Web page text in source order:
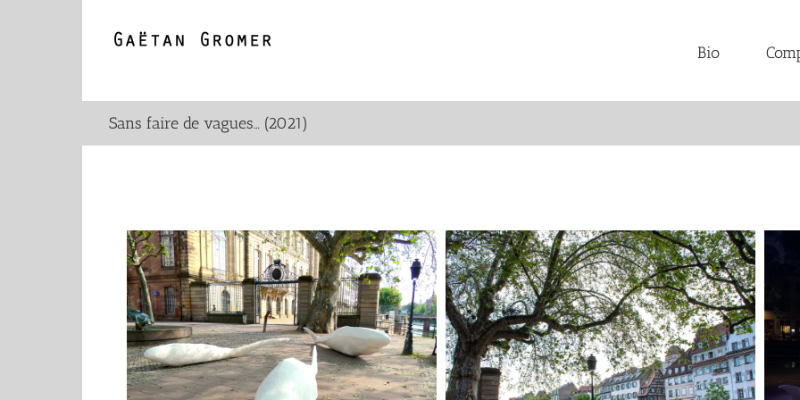
Bio
Sans faire de vagues… (2021)